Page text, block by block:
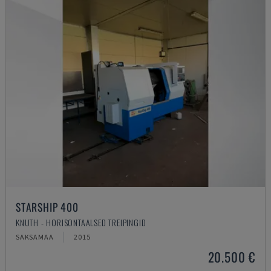
STARSHIP 400
KNUTH - HORISONTAALSED TREIPINGID
SAKSAMAA 2015
20.500 €